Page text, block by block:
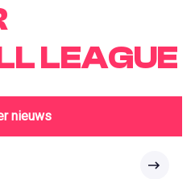
LEAGUE
nieuws